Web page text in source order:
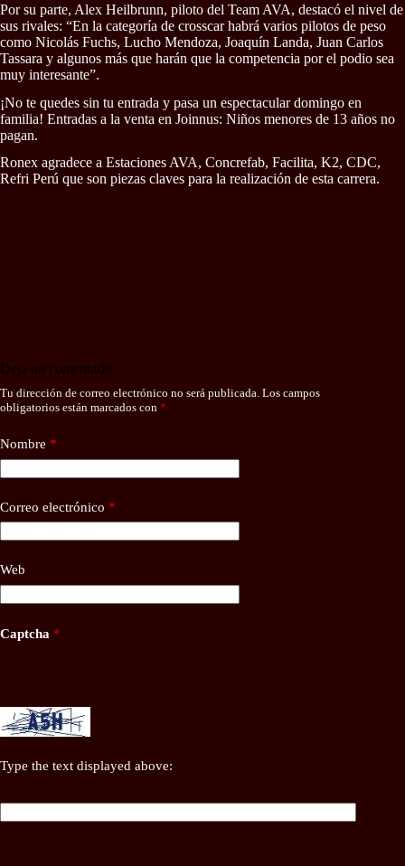
Por su parte, Alex Heilbrunn, piloto del Team AVA, destacó el nivel de
sus rivales: “En la categoría de crosscar habrá varios pilotos de peso
como Nicolás Fuchs, Lucho Mendoza, Joaquín Landa, Juan Carlos
Tassara y algunos más que harán que la competencia por el podio sea
muy interesante”.
¡No te quedes sin tu entrada y pasa un espectacular domingo en
familia! Entradas a la venta en Joinnus: Niños menores de 13 años no
pagan.
Ronex agradece a Estaciones AVA, Concrefab, Facilita, K2, CDC,
Refri Perú que son piezas claves para la realización de esta carrera.
Deja un comentario
Tu dirección de correo electrónico no será publicada. Los campos
obligatorios están marcados con *
Nombre *
Correo electrónico *
Web
Captcha *
Type the text displayed above: